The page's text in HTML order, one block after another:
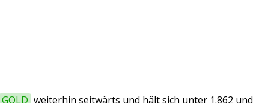
GOLD weiterhin seitwärts und hält sich unter 1.862 und